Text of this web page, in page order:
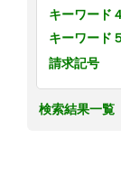
キーワード
キーワード５
請求記号
検索結果一覧